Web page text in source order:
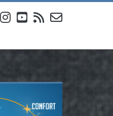
instagram
youtube
rss email-